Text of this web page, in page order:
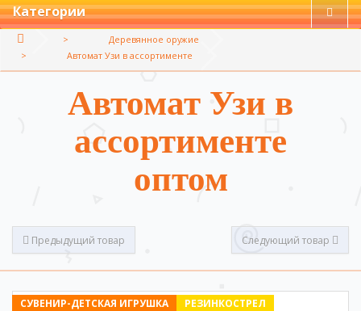
Категории
Деревянное оружие
Автомат Узи в ассортименте
Автомат Узи в
ассортименте
оптом
Предыдущий товар Следующий товар
РЕЗИНКОСТРЕЛ
СУВЕНИР-ДЕТСКАЯ ИГРУШКА